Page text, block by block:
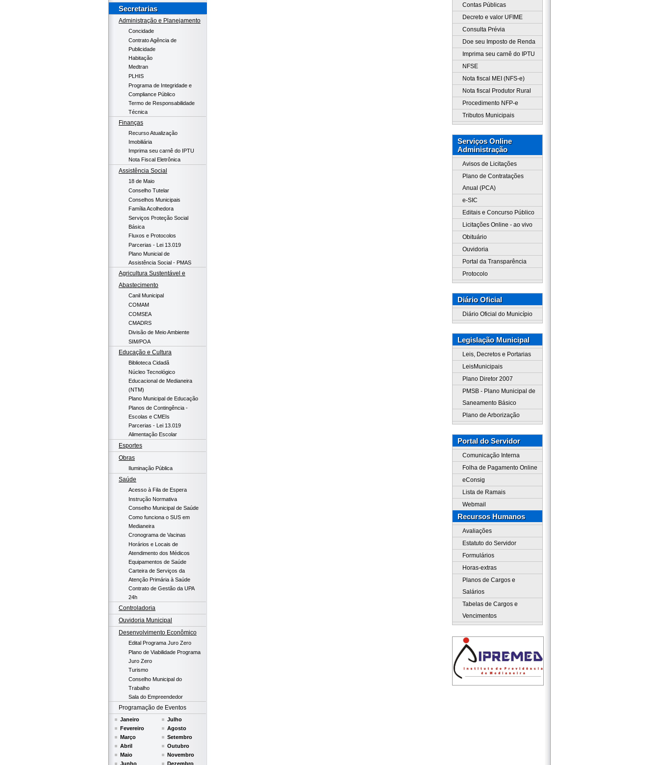
Secretarias
Administração e Planejamento
Concidade
Contrato Agência de
Publicidade
Habitação
Medtran
PLHIS
Programa de Integridade e
Compliance Público
Termo de Responsabilidade
Técnica
Finanças
Recurso Atualização
Imobiliária
Imprima seu carnê do IPTU
Nota Fiscal Eletrônica
Assistência Social
18 de Maio
Conselho Tutelar
Conselhos Municipais
Família Acolhedora
Serviços Proteção Social
Básica
Fluxos e Protocolos
Parcerias - Lei 13.019
Plano Municial de
Assistência Social - PMAS
Agricultura Sustentável e
Abastecimento
Canil Municipal
COMAM
COMSEA
CMADRS
Divisão de Meio Ambiente
SIM/POA
Educação e Cultura
Biblioteca Cidadã
Núcleo Tecnológico
Educacional de Medianeira
(NTM)
Plano Municipal de Educação
Planos de Contingência -
Escolas e CMEIs
Parcerias - Lei 13.019
Alimentação Escolar
Esportes
Obras
Iluminação Pública
Saúde
Acesso à Fila de Espera
Instrução Normativa
Conselho Municipal de Saúde
Como funciona o SUS em
Medianeira
Cronograma de Vacinas
Horários e Locais de
Atendimento dos Médicos
Equipamentos de Saúde
Carteira de Serviços da
Atenção Primária à Saúde
Contrato de Gestão da UPA
24h
Controladoria
Ouvidoria Municipal
Desenvolvimento Econômico
Edital Programa Juro Zero
Plano de Viabilidade Programa
Juro Zero
Turismo
Conselho Municipal do
Trabalho
Sala do Empreendedor
Programação de Eventos
Janeiro
Fevereiro
Março
Abril
Maio
Junho
Julho
Agosto
Setembro
Outubro
Novembro
Dezembro
Contas Públicas
Decreto e valor UFIME
Consulta Prévia
Doe seu Imposto de Renda
Imprima seu carnê do IPTU
NFSE
Nota fiscal MEI (NFS-e)
Nota fiscal Produtor Rural
Procedimento NFP-e
Tributos Municipais
Serviços Online
Administração
Avisos de Licitações
Plano de Contratações
Anual (PCA)
e-SIC
Editais e Concurso Público
Licitações Online - ao vivo
Obituário
Ouvidoria
Portal da Transparência
Protocolo
Diário Oficial
Diário Oficial do Município
Legislação Municipal
Leis, Decretos e Portarias
LeisMunicipais
Plano Diretor 2007
PMSB - Plano Municipal de
Saneamento Básico
Plano de Arborização
Portal do Servidor
Comunicação Interna
Folha de Pagamento Online
eConsig
Lista de Ramais
Webmail
Recursos Humanos
Avaliações
Estatuto do Servidor
Formulários
Horas-extras
Planos de Cargos e
Salários
Tabelas de Cargos e
Vencimentos